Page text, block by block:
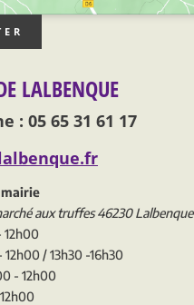
LALBENQUE
: 05 65 31 61 17
aux truffes 46230 Lalbenque
12h00
/ 13h30 -16h30
- 12h00